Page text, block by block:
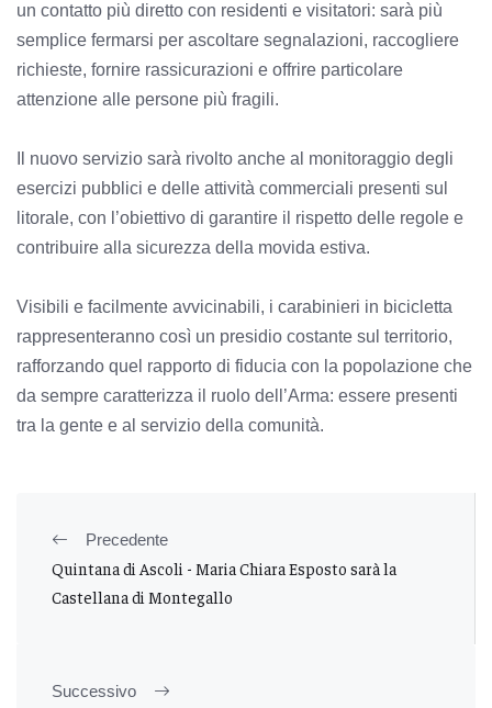
un contatto più diretto con residenti e visitatori: sarà più
semplice fermarsi per ascoltare segnalazioni, raccogliere
richieste, fornire rassicurazioni e offrire particolare
attenzione alle persone più fragili.
Il nuovo servizio sarà rivolto anche al monitoraggio degli
esercizi pubblici e delle attività commerciali presenti sul
litorale, con l’obiettivo di garantire il rispetto delle regole e
contribuire alla sicurezza della movida estiva.
Visibili e facilmente avvicinabili, i carabinieri in bicicletta
rappresenteranno così un presidio costante sul territorio,
rafforzando quel rapporto di fiducia con la popolazione che
da sempre caratterizza il ruolo dell’Arma: essere presenti
tra la gente e al servizio della comunità.
Precedente
Quintana di Ascoli - Maria Chiara Esposto sarà la
Castellana di Montegallo
Successivo